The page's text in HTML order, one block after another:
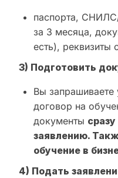
паспорта,
за 3 месяца,
есть), реквизиты
3) Подготовить
Вы запрашиваете
договор на
документы
заявлению.
обучение в
4) Подать